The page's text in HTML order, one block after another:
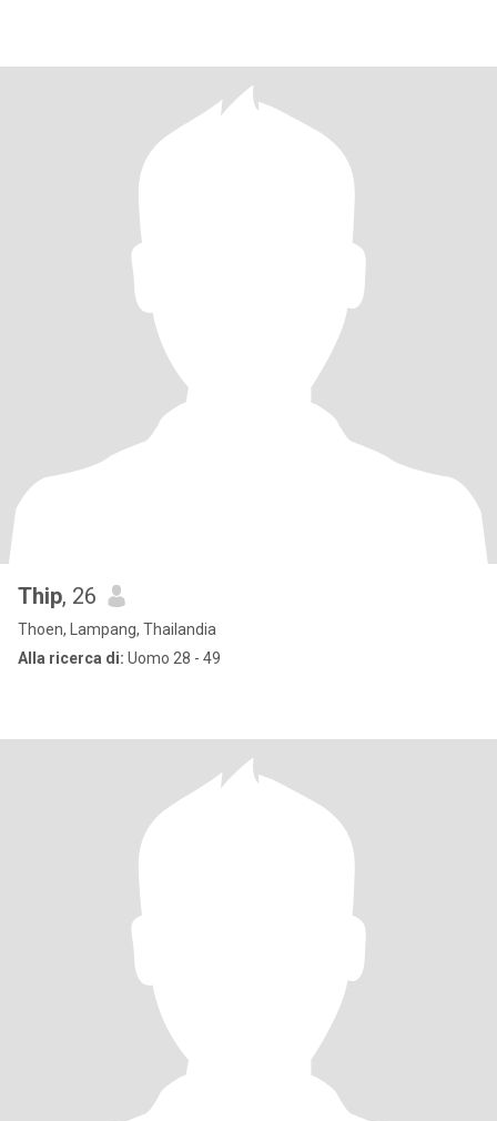
Thip, 26
Thoen, Lampang, Thailandia
Alla ricerca di: Uomo 28 - 49